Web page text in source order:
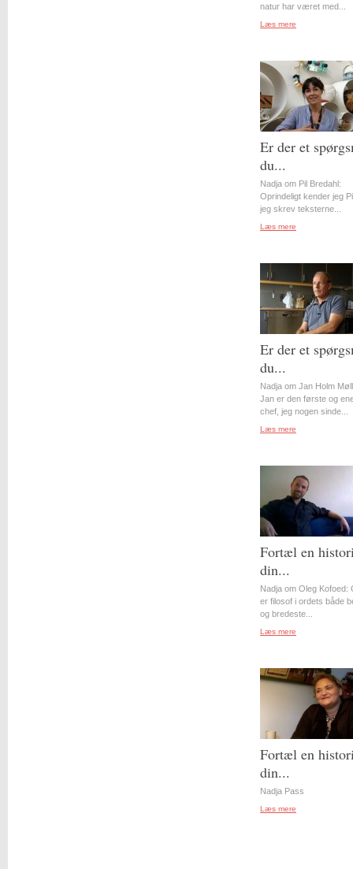
natur har været med...
Læs mere
Er der et
du...
Nadja om Pil Bredahl:
Oprindeligt kender jeg
jeg skrev teksterne...
Læs mere
Er der et
du...
Nadja om Jan Holm
Jan er den første og
chef, jeg nogen sinde...
Læs mere
Fortæl en
din...
Nadja om Oleg Kofoed:
er filosof i ordets både
og bredeste...
Læs mere
Fortæl en
din...
Nadja Pass
Læs mere